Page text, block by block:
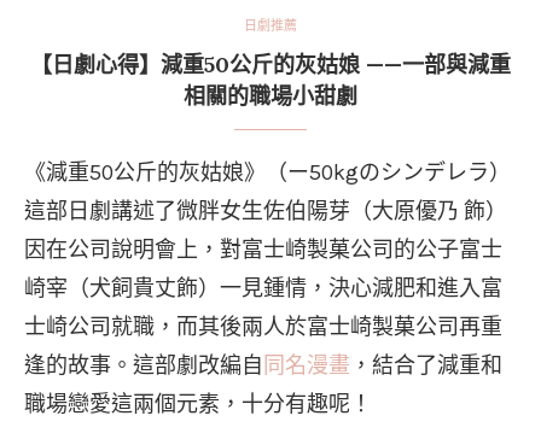
日劇推薦
【日劇心得】減重50公斤的灰姑娘 ——一部與減重
相關的職場小甜劇
《減重50公斤的灰姑娘》（ー50kgのシンデレラ）
這部日劇講述了微胖女生佐伯陽芽（大原優乃 飾）
因在公司說明會上，對富士崎製菓公司的公子富士
崎宰（犬飼貴丈飾）一見鍾情，決心減肥和進入富
士崎公司就職，而其後兩人於富士崎製菓公司再重
逢的故事。這部劇改編自 同名漫畫 ，結合了減重和
職場戀愛這兩個元素，十分有趣呢！